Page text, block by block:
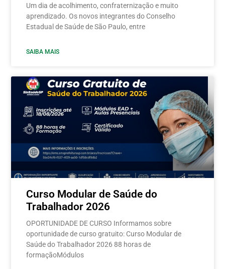
Um dia de acolhimento, confraternização e muito
aprendizado. Os novos integrantes do Conselho
Estadual de Saúde de São Paulo, entre
SAIBA MAIS
Curso Modular de Saúde do
Trabalhador 2026
OPORTUNIDADE DE CURSO Informamos sobre
oportunidade de curso gratuito: Curso Modular de
Saúde do Trabalhador 2026 88 horas de
formaçãoMódulos